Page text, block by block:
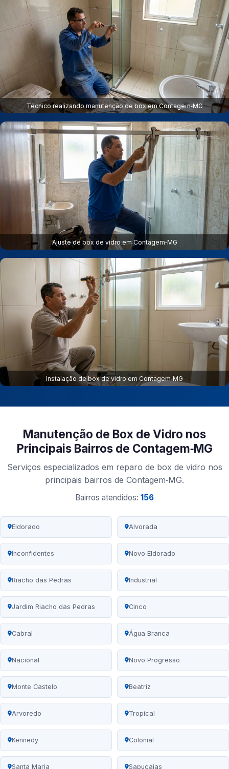
Técnico realizando manutenção de box em Contagem‑MG
Ajuste de box de vidro em Contagem‑MG
Instalação de box de vidro em Contagem‑MG
Manutenção de Box de Vidro nos
Principais Bairros de Contagem‑MG
Serviços especializados em reparo de box de vidro nos
principais bairros de Contagem‑MG.
Bairros atendidos: 156
Eldorado Alvorada
Inconfidentes Novo Eldorado
Riacho das Pedras Industrial
Jardim Riacho das Pedras Cinco
Cabral Água Branca
Nacional Novo Progresso
Monte Castelo Beatriz
Arvoredo Tropical
Kennedy Colonial
Santa Maria Sapucaias